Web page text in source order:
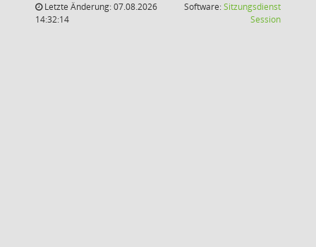
Letzte Änderung: 07.08.2026
14:32:14
Software:Sitzungsdienst
Session(Wird in